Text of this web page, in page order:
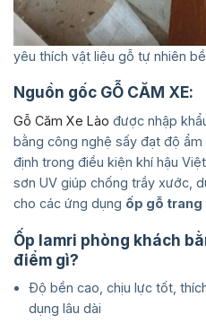
yêu thích vật liệu gỗ tự nhiên
Nguồn gốc GỖ CĂM XE:
Gỗ Căm Xe Lào được nhập
bằng công nghệ sấy đạt độ ẩm
định trong điều kiện khí hậu
sơn UV giúp chống trầy xước,
cho các ứng dụng ốp gỗ
Ốp lamri phòng khách
điểm gì?
Độ bền cao, chịu lực tốt,
dụng lâu dài